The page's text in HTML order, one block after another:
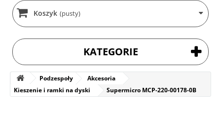
Koszyk (pusty)
KATEGORIE
Podzespoły
Akcesoria
Kieszenie i ramki na dyski
Supermicro MCP-220-00178-0B